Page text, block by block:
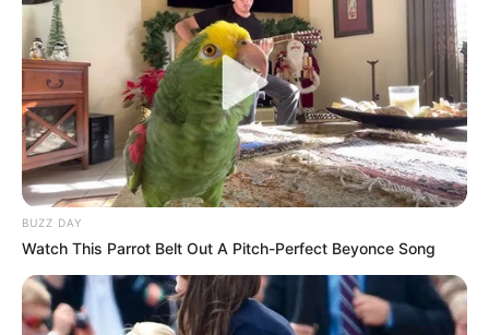
BUZZ DAY
Watch This Parrot Belt Out A Pitch-Perfect Beyonce Song